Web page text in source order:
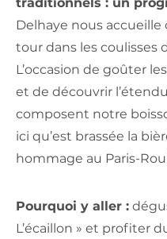
Delhaye nous accueille
tour dans les coulisses
L’occasion de goûter
et de découvrir
composent notre
ici qu’est brassée la
hommage au Paris-
Pourquoi y aller :
L’écaillon » et profiter